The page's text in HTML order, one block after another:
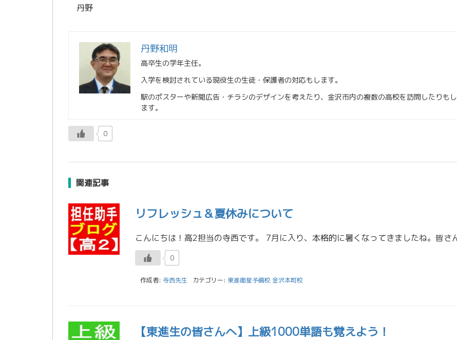
丹野
丹野和明
高卒生の学年主任。
入学を検討されている現役生の生徒・保護者の対応もします。
駅のポスターや新聞広告・チラシのデザインを考えたり、金沢市内の複数の高校を訪問したりもし
ます。
0
関連記事
リフレッシュ＆夏休みについて
0
作成者: 寺西先生 カテゴリー: 東進衛星予備校 金沢本町校
【東進生の皆さんへ】上級1000単語も覚えよう！